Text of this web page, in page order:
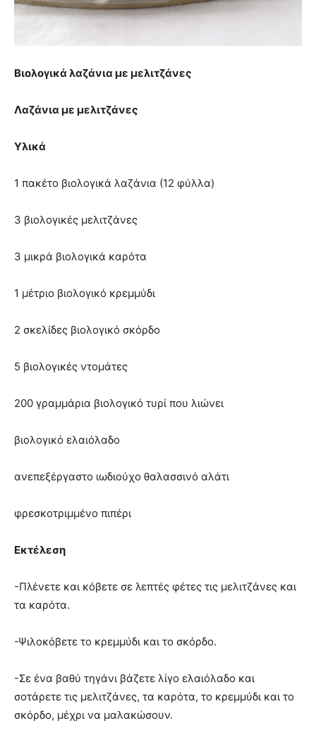
Βιολογικά λαζάνια με μελιτζάνες
Λαζάνια με μελιτζάνες
Υλικά
1 πακέτο βιολογικά λαζάνια (12 φύλλα)
3 βιολογικές μελιτζάνες
3 μικρά βιολογικά καρότα
1 μέτριο βιολογικό κρεμμύδι
2 σκελίδες βιολογικό σκόρδο
5 βιολογικές ντομάτες
200 γραμμάρια βιολογικό τυρί που λιώνει
βιολογικό ελαιόλαδο
ανεπεξέργαστο ιωδιούχο θαλασσινό αλάτι
φρεσκοτριμμένο πιπέρι
Εκτέλεση
-Πλένετε και κόβετε σε λεπτές φέτες τις μελιτζάνες και
τα καρότα.
-Ψιλοκόβετε το κρεμμύδι και το σκόρδο.
-Σε ένα βαθύ τηγάνι βάζετε λίγο ελαιόλαδο και
σοτάρετε τις μελιτζάνες, τα καρότα, το κρεμμύδι και το
σκόρδο, μέχρι να μαλακώσουν.